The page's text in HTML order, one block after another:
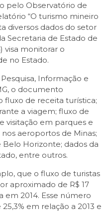
pelo Observatório de
“O turismo mineiro
diversos dados do setor
Secretaria de Estado de
visa monitorar o
no Estado.
Informação e
o documento
fluxo de receita turística;
a viagem; fluxo de
visitação em parques e
aeroportos de Minas;
Horizonte; dados da
entre outros.
que o fluxo de turistas
aproximado de R$ 17
em 2014. Esse número
em relação a 2013 e